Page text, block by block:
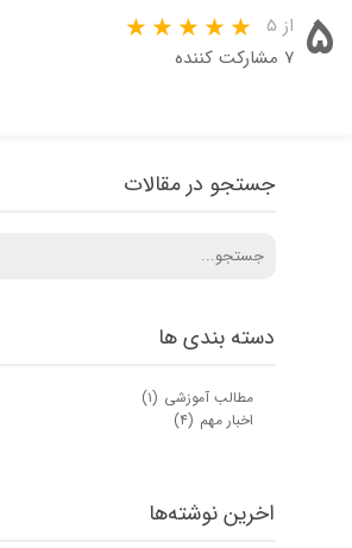
۵ از ۵
۷ مشارکت کننده
دسته بندی ها
مطالب آموزشی (۱)
اخبار مهم (۴)
جستجو در مقالات
اخرین نوشته‌ها